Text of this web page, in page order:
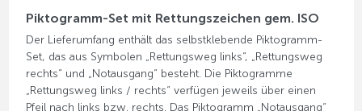
Piktogramm-Set mit Rettungszeichen gem. ISO
Der Lieferumfang enthält das selbstklebende Piktogramm-
Set, das aus Symbolen „Rettungsweg links“, „Rettungsweg
rechts“ und „Notausgang“ besteht. Die Piktogramme
„Rettungsweg links / rechts“ verfügen jeweils über einen
Pfeil nach links bzw. rechts. Das Piktogramm „Notausgang“